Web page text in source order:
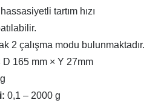
tartım hızı
2 çalışma modu bulunmaktadır.
D 165 mm × Y 27mm
0,1 – 2000 g